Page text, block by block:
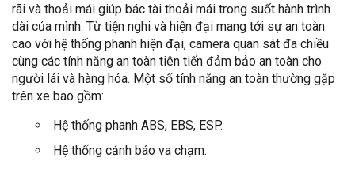
rãi và thoải mái giúp bác tài thoải mái trong suốt hành trình
dài của mình. Từ tiện nghi và hiện đại mang tới sự an toàn
cao với hệ thống phanh hiện đại, camera quan sát đa chiều
cùng các tính năng an toàn tiên tiến đảm bảo an toàn cho
người lái và hàng hóa. Một số tính năng an toàn thường gặp
trên xe bao gồm:
Hệ thống phanh ABS, EBS, ESP.
Hệ thống cảnh báo va chạm.